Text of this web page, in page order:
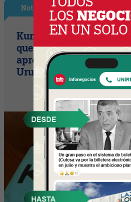
Nota Principal
Kumon, el método
que busca potenciar
aprendizaje y llegar a
Uruguay en dos años